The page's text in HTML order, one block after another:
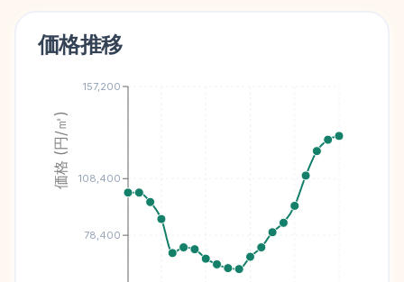
価格推移
78,400
108,400
157,200
価格 (円/㎡)